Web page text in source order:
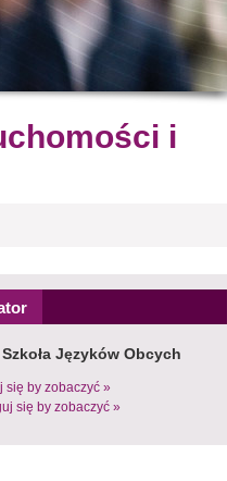
i
Szkoła Języków Obcych
się by zobaczyć »
się by zobaczyć »